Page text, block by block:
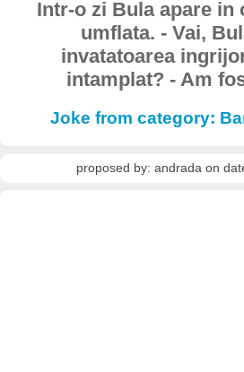
Intr-o zi Bula apare in
umflata. - Vai,
invatatoarea
intamplat? - Am
Joke from category:
proposed by: andrada on